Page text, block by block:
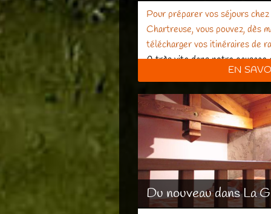
Pour préparer vos séjours
Chartreuse, vous pouvez, dès
téléchargervos itinéraires de
A très vite dans notre paysage
EN
Du nouveau dans La